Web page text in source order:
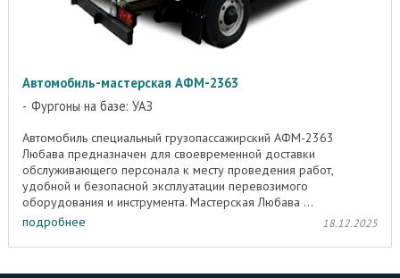
Автомобиль-мастерская АФМ-2363
Фургоны на базе: УАЗ
Автомобиль специальный грузопассажирский АФМ-2363
Любава предназначен для своевременной доставки
обслуживающего персонала к месту проведения работ,
удобной и безопасной эксплуатации перевозимого
оборудования и инструмента. Мастерская Любава ...
подробнее
18.12.2025